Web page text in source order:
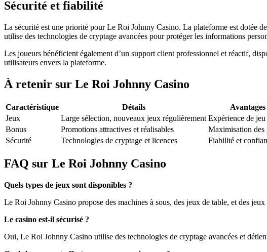
Sécurité et fiabilité
La sécurité est une priorité pour Le Roi Johnny Casino. La plateforme est dotée
utilise des technologies de cryptage avancées pour protéger les informations
Les joueurs bénéficient également d’un support client professionnel et réactif,
utilisateurs envers la plateforme.
À retenir sur Le Roi Johnny Casino
Caractéristique Détails
Avantages
Jeux
Large sélection, nouveaux jeux régulièrement Expérience de
Bonus
Promotions attractives et réalisables
Maximisation des
Sécurité
Technologies de cryptage et licences Fiabilité et
FAQ sur Le Roi Johnny Casino
Quels types de jeux sont disponibles ?
Le Roi Johnny Casino propose des machines à sous, des jeux de table, et des
Le casino est-il sécurisé ?
Oui, Le Roi Johnny Casino utilise des technologies de cryptage avancées et